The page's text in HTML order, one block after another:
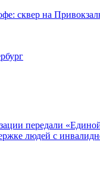
сквер на
передали
людей с